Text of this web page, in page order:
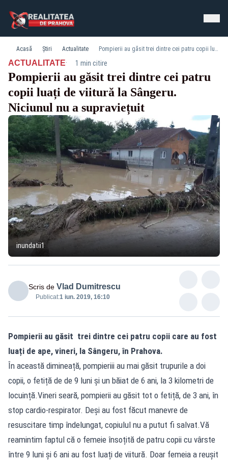
Acasă Știri Actualitate Pompierii au găsit trei dintre cei patru copii luați de viitură la Sângeru. Niciunul nu a supraviețuit
ACTUALITATE· 1 min citire
Pompierii au găsit trei dintre cei patru
copii luați de viitură la Sângeru.
Niciunul nu a supraviețuit
inundatii1
Scris de Vlad Dumitrescu
Publicat:1 iun. 2019, 16:10
Pompierii au găsit trei dintre cei patru copii care au fost
luați de ape, vineri, la Sângeru, în Prahova.
În această dimineață, pompieriii au mai găsit trupurile a doi
copii, o fetiță de de 9 luni și un băiat de 6 ani, la 3 kilometri de
locuință.Vineri seară, pompierii au găsit tot o fetiță, de 3 ani, în
stop cardio-respirator. Deși au fost făcut manevre de
resuscitare timp îndelungat, copiulul nu a putut fi salvat.Vă
reamintim faptul că o femeie însoțită de patru copii cu vârste
între 9 luni și 6 ani au fost luați de viitură. Doar femeia a reușit